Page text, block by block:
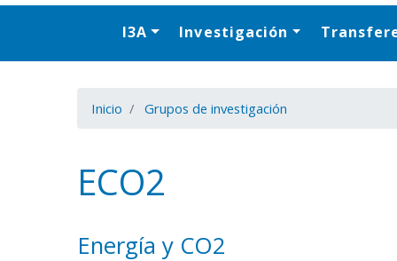
I3A Investigación
Inicio Grupos de investigación
ECO2
Energía y CO2